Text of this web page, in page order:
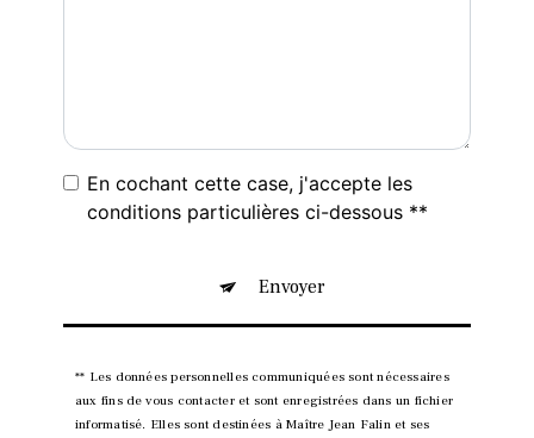
En cochant cette case, j'accepte les
conditions particulières ci-dessous **
Envoyer
** Les données personnelles communiquées sont nécessaires
aux fins de vous contacter et sont enregistrées dans un fichier
informatisé. Elles sont destinées à Maître Jean Falin et ses